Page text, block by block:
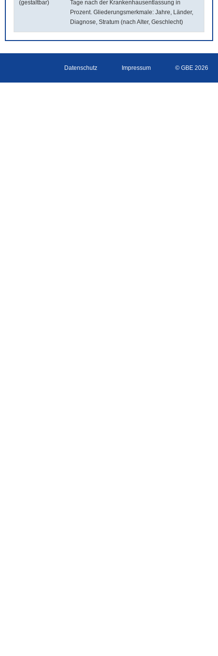
(gestaltbar)
Tage nach der Krankenhausentlassung in
Prozent. Gliederungsmerkmale: Jahre, Länder,
Diagnose, Stratum (nach Alter, Geschlecht)
Datenschutz Impressum © GBE 2026